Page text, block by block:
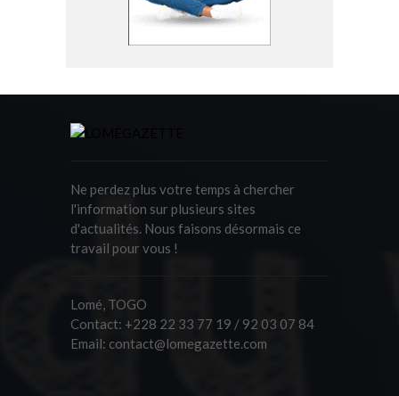
Ne perdez plus votre temps à chercher
l'information sur plusieurs sites
d'actualités. Nous faisons désormais ce
travail pour vous !
Lomé, TOGO
Contact: +228 22 33 77 19 / 92 03 07 84
Email: contact@lomegazette.com